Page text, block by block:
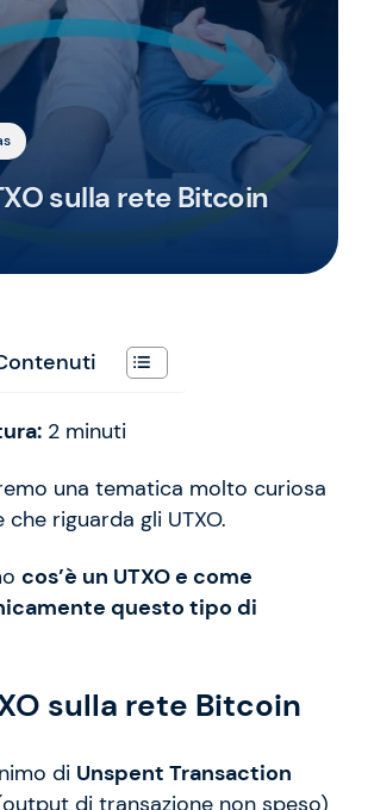
sulla rete Bitcoin
2 minuti
una tematica molto curiosa
riguarda gli UTXO.
cos’è un UTXO e come
questo tipo di
sulla rete Bitcoin
di Unspent Transaction
di transazione non speso)